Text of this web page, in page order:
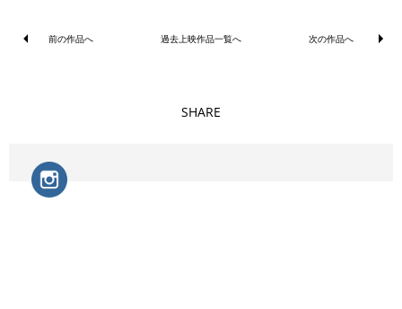
前の作品へ 過去上映作品一覧へ 次の作品へ
SHARE